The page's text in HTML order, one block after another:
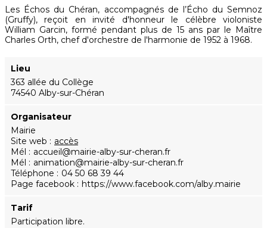
Les Échos du Chéran, accompagnés de l’Écho du Semnoz
(Gruffy), reçoit en invité d'honneur le célèbre violoniste
William Garcin, formé pendant plus de 15 ans par le Maître
Charles Orth, chef d'orchestre de l'harmonie de 1952 à 1968.
Lieu
363 allée du Collège
74540 Alby-sur-Chéran
Organisateur
Mairie
Site web
accès
Mél
accueil@mairie-alby-sur-cheran.fr
Mél
animation@mairie-alby-sur-cheran.fr
Téléphone
04 50 68 39 44
Page facebook
https://www.facebook.com/alby.mairie
Tarif
Participation libre.